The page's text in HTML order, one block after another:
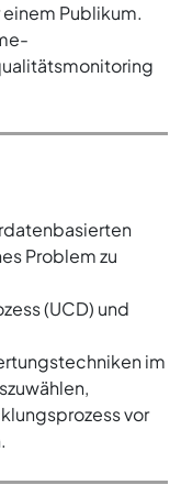
Publikum.
Problem zu
(UCD) und
im
vor